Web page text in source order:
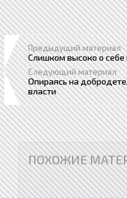
Предыдущий материал
Слишком высоко о
Следующий материал
Опираясь на
власти
ПОХОЖИЕ